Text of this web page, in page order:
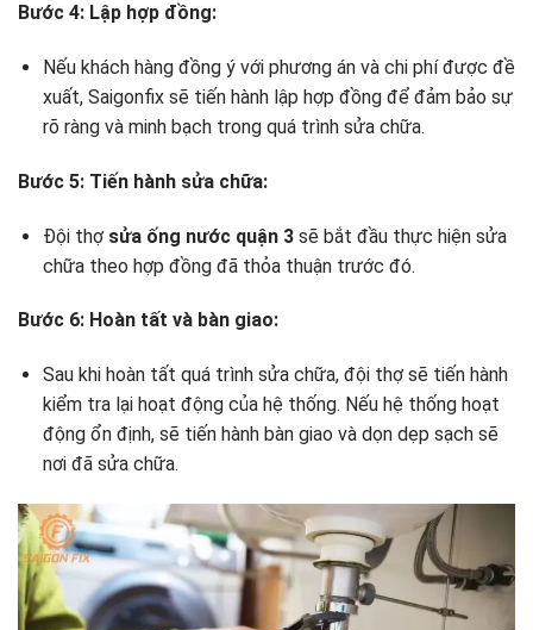
Bước 4: Lập hợp đồng:
Nếu khách hàng đồng ý với phương án và chi phí được đề
xuất, Saigonfix sẽ tiến hành lập hợp đồng để đảm bảo sự
rõ ràng và minh bạch trong quá trình sửa chữa.
Bước 5: Tiến hành sửa chữa:
Đội thợ sửa ống nước quận 3sẽ bắt đầu thực hiện sửa
chữa theo hợp đồng đã thỏa thuận trước đó.
Bước 6: Hoàn tất và bàn giao:
Sau khi hoàn tất quá trình sửa chữa, đội thợ sẽ tiến hành
kiểm tra lại hoạt động của hệ thống. Nếu hệ thống hoạt
động ổn định, sẽ tiến hành bàn giao và dọn dẹp sạch sẽ
nơi đã sửa chữa.